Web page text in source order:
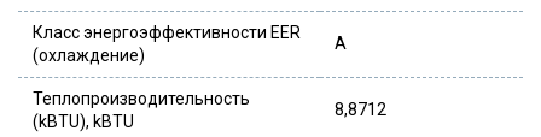
Класс энергоэффективности EER
(охлаждение)
A
Теплопроизводительность
(kBTU), kBTU
8,8712